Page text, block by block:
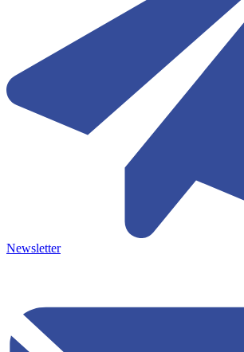
Newsletter